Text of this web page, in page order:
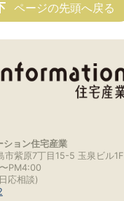
ページの先頭へ戻る
ション住宅産業
紫原7丁目15-5 玉泉ビル1F
PM4:00
応相談)